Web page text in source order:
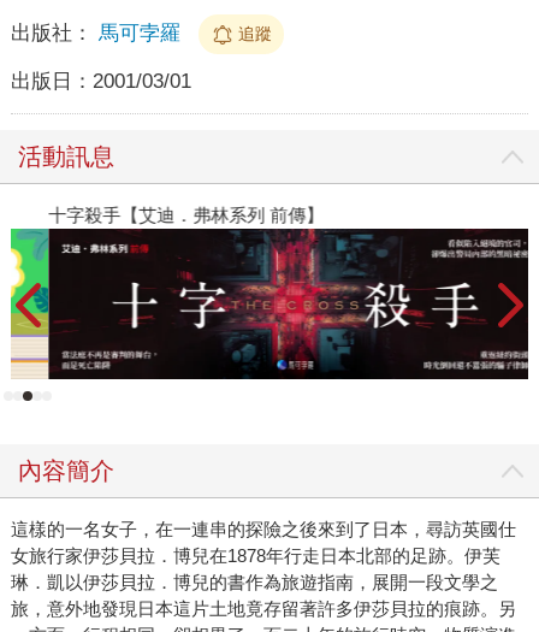
出版社： 馬可孛羅 追蹤
出版日： 2001/03/01
活動訊息
十字殺手【艾迪．弗林系列 前傳】
新
內容簡介
這樣的一名女子，在一連串的探險之後來到了日本，尋訪英國仕
女旅行家伊莎貝拉．博兒在1878年行走日本北部的足跡。伊芙
琳．凱以伊莎貝拉．博兒的書作為旅遊指南，展開一段文學之
旅，意外地發現日本這片土地竟存留著許多伊莎貝拉的痕跡。另